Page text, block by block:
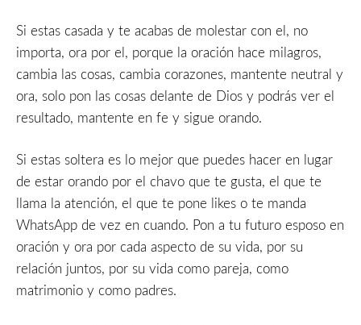
Si estas casada y te acabas de molestar con el, no
importa, ora por el, porque la oración hace milagros,
cambia las cosas, cambia corazones, mantente neutral y
ora, solo pon las cosas delante de Dios y podrás ver el
resultado, mantente en fe y sigue orando.
Si estas soltera es lo mejor que puedes hacer en lugar
de estar orando por el chavo que te gusta, el que te
llama la atención, el que te pone likes o te manda
WhatsApp de vez en cuando. Pon a tu futuro esposo en
oración y ora por cada aspecto de su vida, por su
relación juntos, por su vida como pareja, como
matrimonio y como padres.